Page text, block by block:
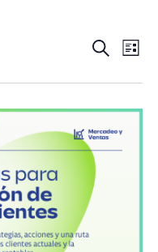
de
y
de
BuscarList